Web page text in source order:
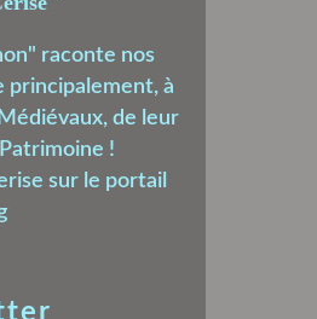
raconte nos
principalement, à
de leur
!
sur le portail